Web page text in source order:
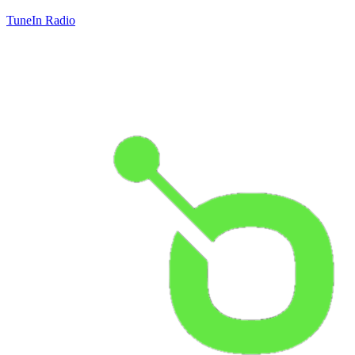
TuneIn Radio